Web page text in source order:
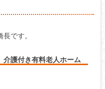
です。
護付き有料老人ホーム